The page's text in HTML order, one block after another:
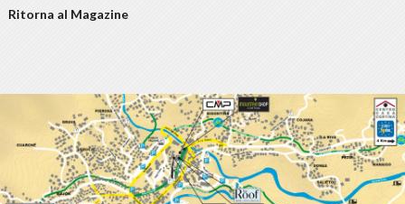
Ritorna al Magazine